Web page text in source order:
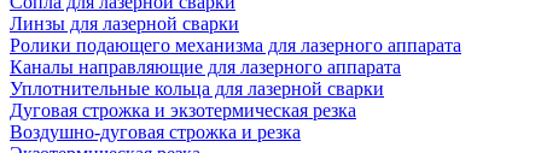
Линзы для лазерной сварки
Ролики подающего механизма для лазерного аппарата
Каналы направляющие для лазерного аппарата
Уплотнительные кольца для лазерной сварки
Дуговая строжка и экзотермическая резка
Воздушно-дуговая строжка и резка